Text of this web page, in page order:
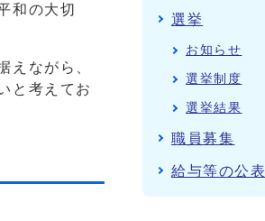
和の大切
えながら、
と考えてお
選挙
お知らせ
選挙制度
選挙結果
職員募集
給与等の公表